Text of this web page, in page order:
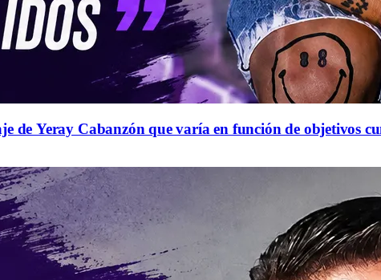
de Yeray Cabanzón que varía en función de objetivos